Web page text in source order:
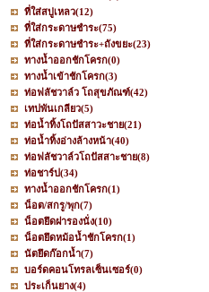
ที่ใส่สบู่เหลว(12)
ที่ใส่กระดาษชำระ(75)
ที่ใส่กระดาษชำระ+ถังขยะ(23)
ทางน้ำออกชักโครก(0)
ทางน้ำเข้าชักโครก(3)
ท่อฟลัชวาล์ว โถสุขภัณฑ์(42)
เทปพันเกลียว(5)
ท่อน้ำทิ้งโถปัสสาวะชาย(21)
ท่อน้ำทิ้งอ่างล้างหน้า(40)
ท่อฟลัชวาล์วโถปัสสาะชาย(8)
ท่อชาร์ป(34)
ทางน้ำออกชักโครก(1)
น็อต/สกรู/พุก(7)
น็อตยึดฝารองนั่ง(10)
น็อตยึดหม้อน้ำชักโครก(1)
นัตยึดก๊อกน้ำ(7)
บอร์ดคอนโทรลเซ็นเซอร์(0)
ประเก็นยาง(4)